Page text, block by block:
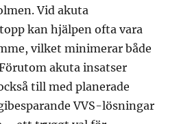
Vid akuta
kan hjälpen ofta vara
vilket minimerar både
akuta insatser
till med planerade
VVS-lösningar